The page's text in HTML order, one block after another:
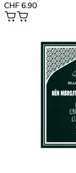
CHF 6.90